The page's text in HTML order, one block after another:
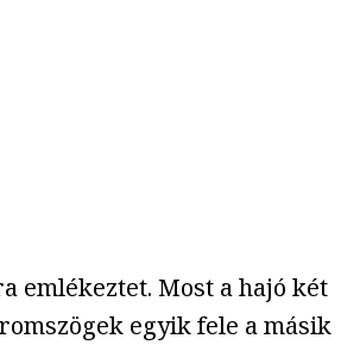
emlékeztet. Most a hajó két
egyik fele a másik